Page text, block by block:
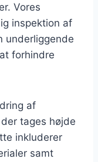
Vores
inspektion af
underliggende
forhindre
af
tages højde
inkluderer
samt